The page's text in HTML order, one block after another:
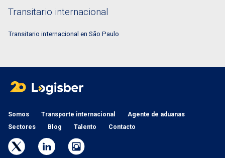
Transitario internacional
Transitario internacional en São Paulo
Somos Transporte internacional
Agente de aduanas
Sectores
Blog Talento Contacto